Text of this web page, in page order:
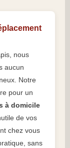
nous
aucun
Notre
pour un
à domicile
de vos
chez vous
sans